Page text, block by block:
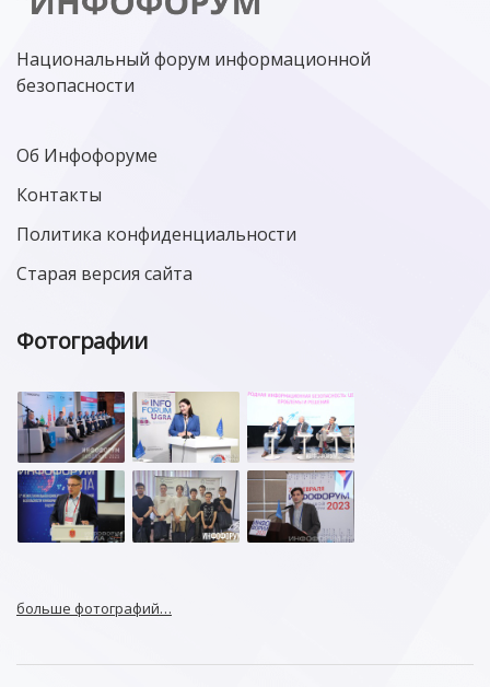
Национальный форум информационной
безопасности
Об Инфофоруме
Контакты
Политика конфиденциальности
Старая версия сайта
Фотографии
больше фотографий…